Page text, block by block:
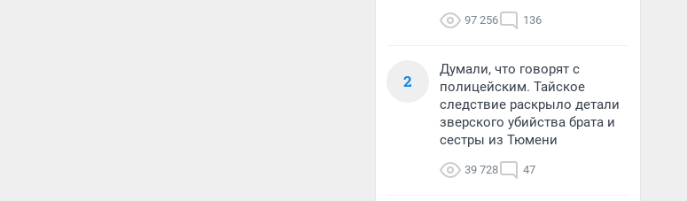
97 256 136
2
Думали, что говорят с
полицейским. Тайское
следствие раскрыло детали
зверского убийства брата и
сестры из Тюмени
39 728 47